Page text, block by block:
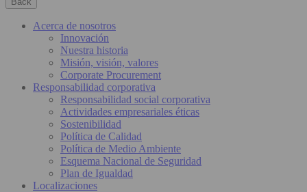
Acerca de nosotros
Innovación
Nuestra historia
Misión, visión, valores
Corporate Procurement
Responsabilidad corporativa
Responsabilidad social corporativa
Actividades empresariales éticas
Sostenibilidad
Política de Calidad
Política de Medio Ambiente
Esquema Nacional de Seguridad
Plan de Igualdad
Localizaciones